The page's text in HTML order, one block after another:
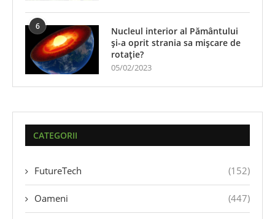
6
Nucleul interior al Pământului
și-a oprit strania sa mișcare de
rotație?
05/02/2023
CATEGORII
FutureTech (152)
Oameni (447)